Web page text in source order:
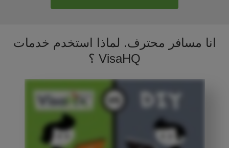
انا مسافر محترف. لماذا استخدم خدمات
VisaHQ ؟